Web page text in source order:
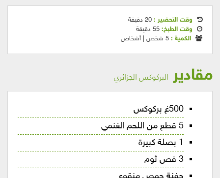
وقت التحضير : 20 دقيقة
وقت الطبخ: 55 دقيقة
الكمية : 5 شخص | أشخاص
مقادير البركوكس الجزائري
500غ بركوكس
5 قطع من اللحم الغنمي
1 بصلة كبيرة
3 فص ثوم